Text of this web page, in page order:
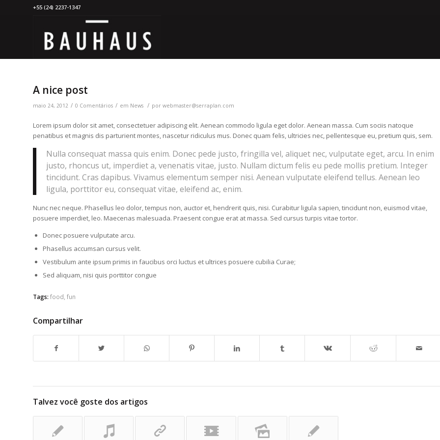
+55 (24) 2237-1347
A nice post
maio 24, 2012 / 0 Comentários / em News / por webmaster@serraplan.com
Lorem ipsum dolor sit amet, consectetuer adipiscing elit. Aenean commodo ligula eget dolor. Aenean massa. Cum sociis natoque
penatibus et magnis dis parturient montes, nascetur ridiculus mus. Donec quam felis, ultricies nec, pellentesque eu, pretium quis, sem.
Nulla consequat massa quis enim. Donec pede justo, fringilla vel, aliquet nec, vulputate eget, arcu. In enim
justo, rhoncus ut, imperdiet a, venenatis vitae, justo. Nullam dictum felis eu pede mollis pretium. Integer
tincidunt. Cras dapibus. Vivamus elementum semper nisi. Aenean vulputate eleifend tellus. Aenean leo
ligula, porttitor eu, consequat vitae, eleifend ac, enim.
Nunc nec neque. Phasellus leo dolor, tempus non, auctor et, hendrerit quis, nisi. Curabitur ligula sapien, tincidunt non, euismod vitae,
posuere imperdiet, leo. Maecenas malesuada. Praesent congue erat at massa. Sed cursus turpis vitae tortor.
Donec posuere vulputate arcu.
Phasellus accumsan cursus velit.
Vestibulum ante ipsum primis in faucibus orci luctus et ultrices posuere cubilia Curae;
Sed aliquam, nisi quis porttitor congue
Tags: food fun
Compartilhar
Talvez você goste dos artigos